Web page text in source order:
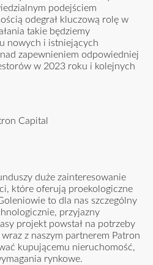
podejściem
odegrał kluczową rolę w
takie będziemy
nowych i istniejących
zapewnieniem odpowiedniej
w 2023 roku i kolejnych
Capital
duże zainteresowanie
które oferują proekologiczne
to dla nas szczególny
przyjazny
projekt powstał na potrzeby
z naszym partnerem Patron
kupującemu nieruchomość,
rynkowe.